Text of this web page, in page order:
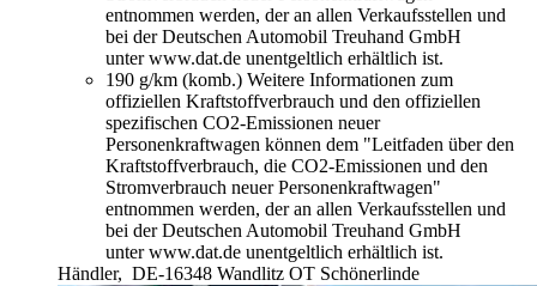
entnommen werden, der an allen Verkaufsstellen und
bei der Deutschen Automobil Treuhand GmbH
unter www.dat.de unentgeltlich erhältlich ist.
190 g/km (komb.) Weitere Informationen zum
offiziellen Kraftstoffverbrauch und den offiziellen
spezifischen CO2-Emissionen neuer
Personenkraftwagen können dem "Leitfaden über den
Kraftstoffverbrauch, die CO2-Emissionen und den
Stromverbrauch neuer Personenkraftwagen"
entnommen werden, der an allen Verkaufsstellen und
bei der Deutschen Automobil Treuhand GmbH
unter www.dat.de unentgeltlich erhältlich ist.
Händler, DE-16348 Wandlitz OT Schönerlinde